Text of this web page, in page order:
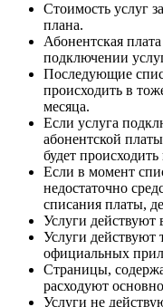
Стоимость услуг
плана.
Абонентская
подключении
Последующие
происходить в
месяца.
Если услуга
абонентской
будет
Если в момент
недостаточно
списания платы,
Услуги действуют
Услуги действуют
официальных
Страницы,
расходуют
Услуги не